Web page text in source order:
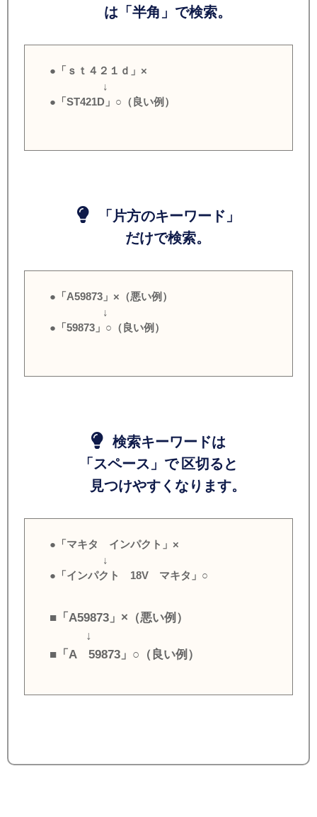
は「半角」で検索。
●「ｓｔ４２１ｄ」×
↓
●「ST421D」○（良い例）
「片方のキーワード」
だけで検索。
●「A59873」×（悪い例）
↓
●「59873」○（良い例）
検索キーワードは
「スペース」で 区切ると
見つけやすくなります。
●「マキタ インパクト」×
↓
●「インパクト 18V マキタ」○
■「A59873」×（悪い例）
↓
■「A 59873」○（良い例）